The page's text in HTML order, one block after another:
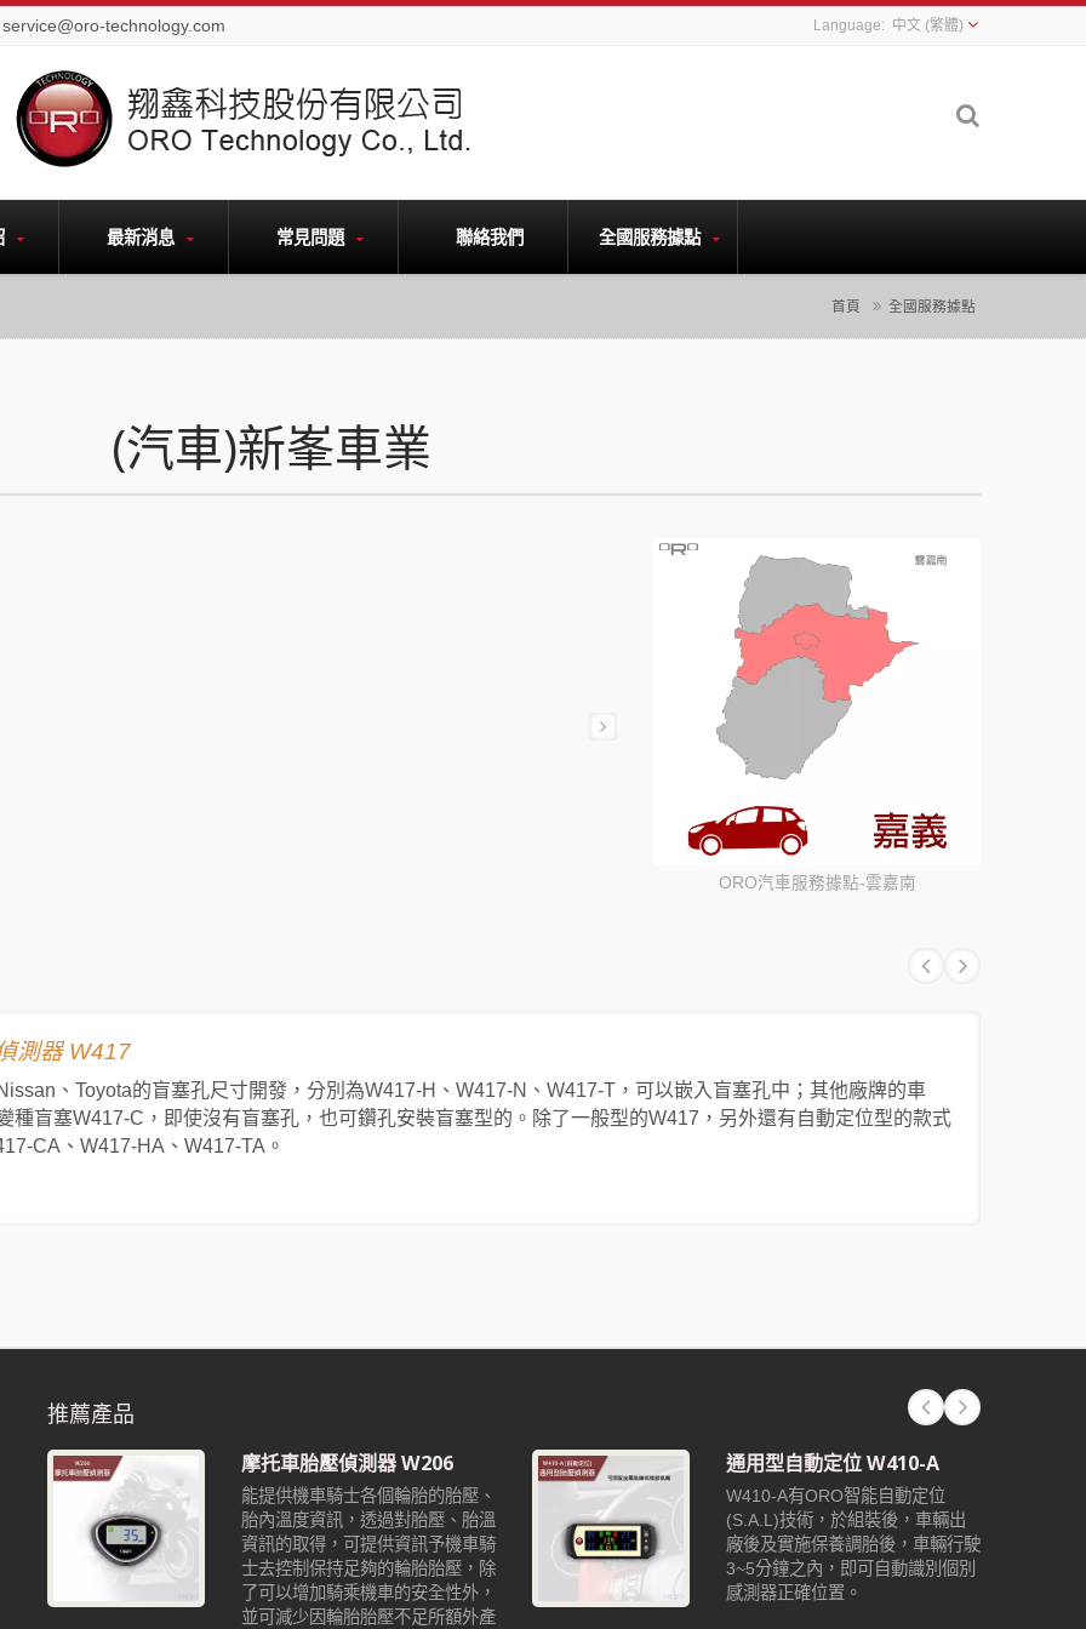
service@oro-technology.com 中文 (繁體)
最新消息 常見問題 聯絡我們 全國服務據點
首頁 全國服務據點
(汽車)新峯車業
ORO汽車服務據點-雲嘉南
測器 W417
、Toyota的盲塞孔尺寸開發，分別為W417-H、W417-N、W417-T，可以嵌入盲塞孔中；其他廠牌的車
種盲塞W417-C，即使沒有盲塞孔，也可鑽孔安裝盲塞型的。除了一般型的W417，另外還有自動定位型的款式
CA、W417-HA、W417-TA。
推薦產品
摩托車胎壓偵測器 W206
能提供機車騎士各個輪胎的胎壓、
胎內溫度資訊，透過對胎壓、胎溫
資訊的取得，可提供資訊予機車騎
士去控制保持足夠的輪胎胎壓，除
了可以增加騎乘機車的安全性外，
並可減少因輪胎胎壓不足所額外產
通用型自動定位 W410-A
W410-A有ORO智能自動定位
(S.A.L)技術，於組裝後，車輛出
廠後及實施保養調胎後，車輛行駛
3~5分鐘之內，即可自動識別個別
感測器正確位置。